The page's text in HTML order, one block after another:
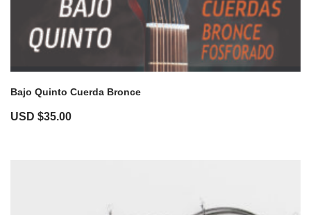
Bajo Quinto Cuerda Bronce
USD $35.00